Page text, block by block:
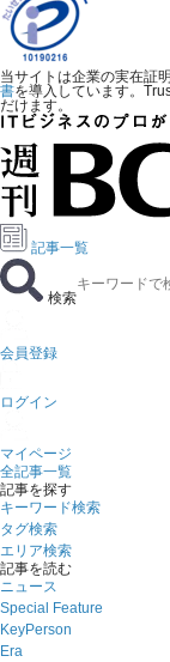
当サイトは企業の実在証
書を導入しています。
だけます。
記事一覧
検索
会員登録
ログイン
マイページ
全記事一覧
記事を探す
キーワード検索
タグ検索
エリア検索
記事を読む
ニュース
Special Feature
KeyPerson
Era